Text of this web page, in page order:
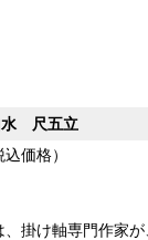
尺五立
価格）
掛け軸専門作家が